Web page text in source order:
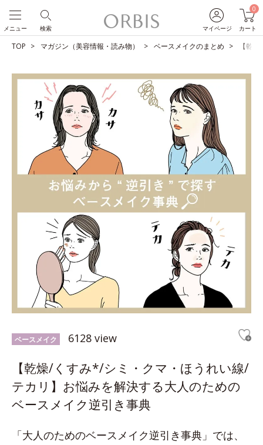
マイページ
0
カート
検索
メニュー
TOP マガジン（美容情報・読み物） ベースメイクのまとめ 【乾
ベースメイク 6128 view
【乾燥/くすみ*/シミ・クマ・ほうれい線/
テカリ】お悩みを解決する大人のための
ベースメイク逆引き事典
「大人のためのベースメイク逆引き事典」では、